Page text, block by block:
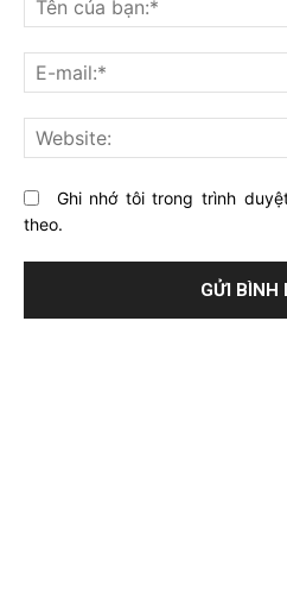
gì
về
bài
viết
này?
Ghi nhớ tôi trong trình
theo.